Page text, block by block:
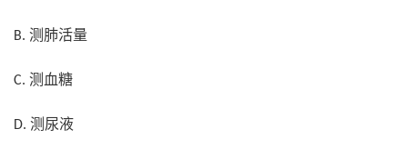
B. 测肺活量
C. 测血糖
D. 测尿液